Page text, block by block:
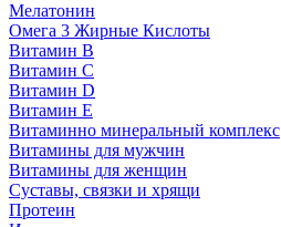
Мелатонин
Омега 3 Жирные Кислоты
Витамин B
Витамин C
Витамин D
Витамин E
Витаминно минеральный комплекс
Витамины для мужчин
Витамины для женщин
Суставы, связки и хрящи
Протеин